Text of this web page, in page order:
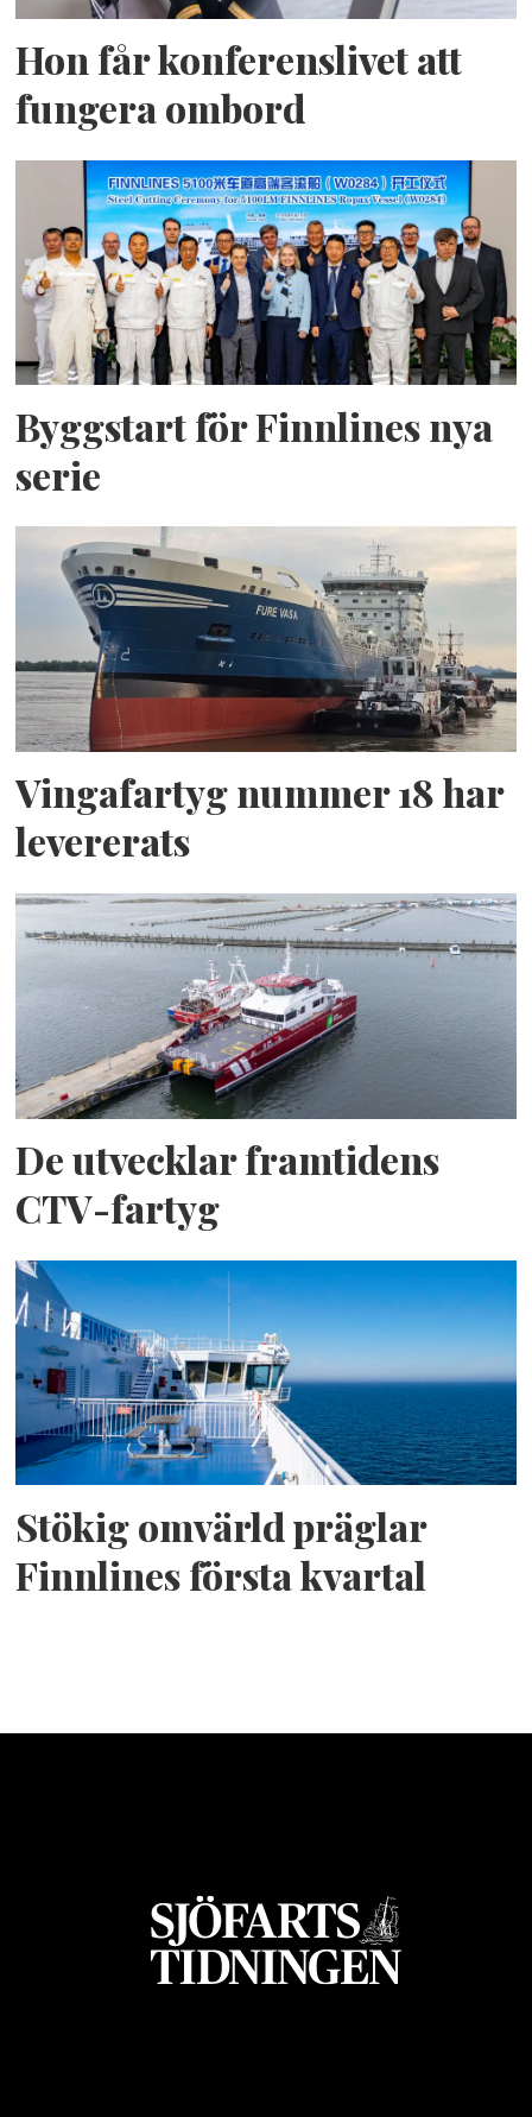
Hon får konferenslivet att
fungera ombord
Byggstart för Finnlines nya
serie
Vingafartyg nummer 18 har
levererats
De utvecklar framtidens
CTV-fartyg
Stökig omvärld präglar
Finnlines första kvartal